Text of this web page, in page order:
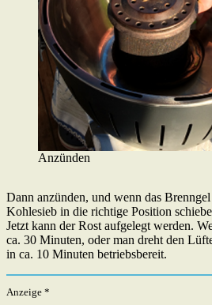
Anzünden
Dann anzünden, und wenn das
Kohlesieb in die richtige Position
Jetzt kann der Rost aufgelegt werden.
ca. 30 Minuten, oder man dreht den
in ca. 10 Minuten betriebsbereit.
Anzeige *